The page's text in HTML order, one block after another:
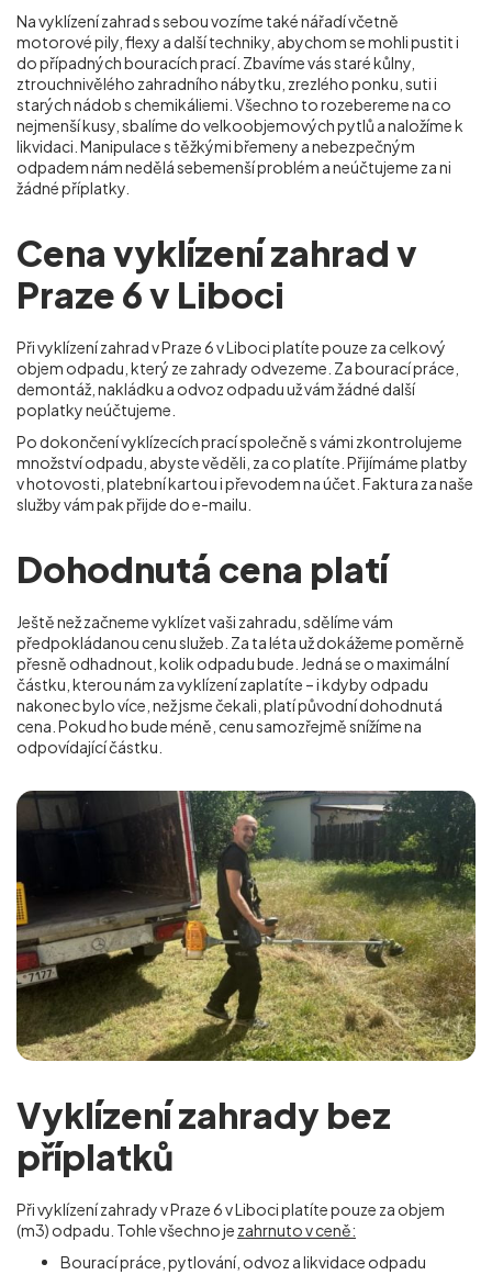
Na vyklízení zahrad s sebou vozíme také nářadí včetně
motorové pily, flexy a další techniky, abychom se mohli pustit i
do případných bouracích prací. Zbavíme vás staré kůlny,
ztrouchnivělého zahradního nábytku, zrezlého ponku, suti i
starých nádob s chemikáliemi. Všechno to rozebereme na co
nejmenší kusy, sbalíme do velkoobjemových pytlů a naložíme k
likvidaci. Manipulace s těžkými břemeny a nebezpečným
odpadem nám nedělá sebemenší problém a neúčtujeme za ni
žádné příplatky.
Cena vyklízení zahrad v
Praze 6 v Liboci
Při vyklízení zahrad v Praze 6 v Libociplatíte pouze za celkový
objem odpadu, který ze zahrady odvezeme. Za bourací práce,
demontáž, nakládku a odvoz odpadu už vám žádné další
poplatky neúčtujeme.
Po dokončení vyklízecích prací společně s vámi zkontrolujeme
množství odpadu, abyste věděli, za co platíte. Přijímáme platby
v hotovosti, platební kartou i převodem na účet. Faktura za naše
služby vám pak přijde do e-mailu.
Dohodnutá cena platí
Ještě než začneme vyklízet vaši zahradu, sdělíme vám
předpokládanou cenu služeb. Za ta léta už dokážeme poměrně
přesně odhadnout, kolik odpadu bude. Jedná se o maximální
částku, kterou nám za vyklízení zaplatíte – i kdyby odpadu
nakonec bylo více, než jsme čekali, platí původní dohodnutá
cena. Pokud ho bude méně, cenu samozřejmě snížíme na
odpovídající částku.
Vyklízení zahrady bez
příplatků
Při vyklízení zahrady v Praze 6 v Libociplatíte pouze za objem
(m3) odpadu. Tohle všechno je zahrnuto v ceně:
Bourací práce, pytlování, odvoz a likvidace odpadu